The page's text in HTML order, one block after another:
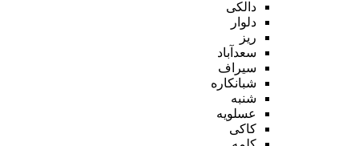
دالکی
دلوار
ریز
سعدآباد
سیراف
شبانکاره
شنبه
عسلویه
کاکی